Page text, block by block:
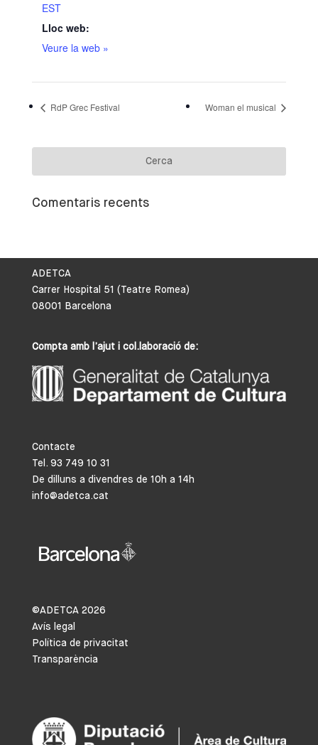
EST
Lloc web:
Veure la web »
RdP Grec Festival Woman el musical
Comentaris recents
ADETCA
Carrer Hospital 51 (Teatre Romea)
08001 Barcelona
Compta amb l’ajut i col.laboració de:
Contacte
Tel. 93 749 10 31
De dilluns a divendres de 10h a 14h
info@adetca.cat
©ADETCA 2026
Avís legal
Política de privacitat
Transparència